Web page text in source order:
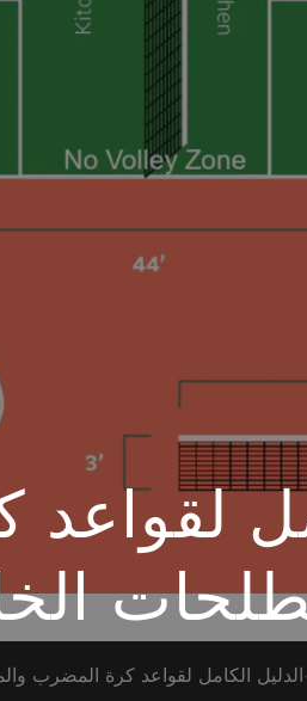
الدليل الكامل لقواعد كرة المضرب